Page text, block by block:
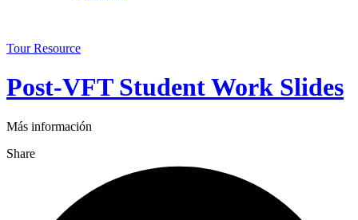
Tour Resource
Post-VFT Student Work Slides
Más información
Share